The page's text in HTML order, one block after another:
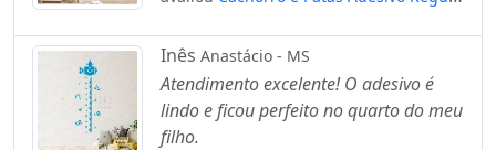
Altura para Quarto, Porta e Parede
Mod:12
Inês Anastácio - MS
Atendimento excelente! O adesivo é
lindo e ficou perfeito no quarto do meu
filho.